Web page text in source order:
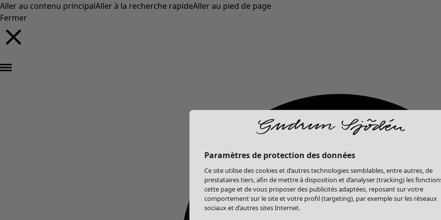
Aller au contenu principalAller à la recherche rapideAller au pied de page
Fermer
Paramètres de protection des données
Ce site utilise des cookies et d’autres technologies semblables, entre autres, de
prestataires tiers, afin de mettre à disposition et d’analyser (tracking) les
cette page et de vous proposer des publicités adaptées, reposant sur votre
comportement sur le site et votre profil (targeting), par exemple sur les réseaux
sociaux et d’autres sites Internet.